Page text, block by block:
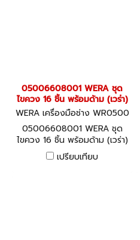
05006608001 WERA ชุด
ไขควง 16 ชิ้น พร้อมด้าม (เวร่า)
WERA เครื่องมือช่าง WR0500
6608001
05006608001 WERA ชุด
ไขควง 16 ชิ้น พร้อมด้าม (เวร่า)
เปรียบเทียบ